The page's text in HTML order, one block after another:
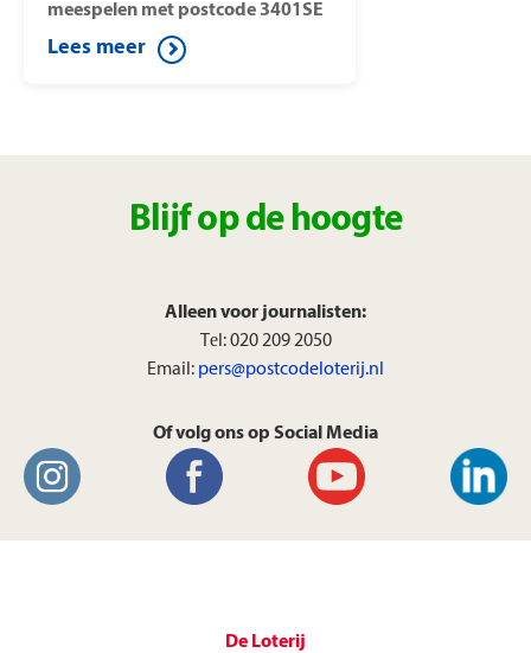
meespelen met postcode 3401SE
(straat: Sijpesteijn). Op die
postcode is namelijk de Postcode
deze Straatprijs is tevens een auto
ambassadeur Gaston Starreveld
verraste de gelukkige winnaars
Lees meer
Blijf op de hoogte
Alleen voor journalisten:
Tеl: 020 209 2050
Email: pers@postcodeloterij.nl
Of volg ons op Social Media
De Loterij